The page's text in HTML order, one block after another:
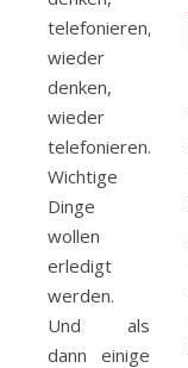
telefonieren,
wieder
denken,
wieder
telefonieren.
Wichtige
Dinge
wollen
erledigt
werden.
Und als
dann einige